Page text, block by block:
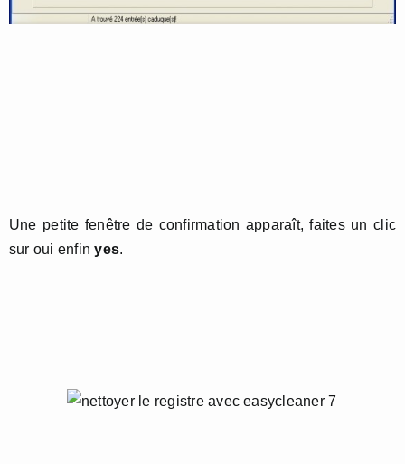
Une petite fenêtre de confirmation apparaît, faites un clic
sur oui enfinyes.